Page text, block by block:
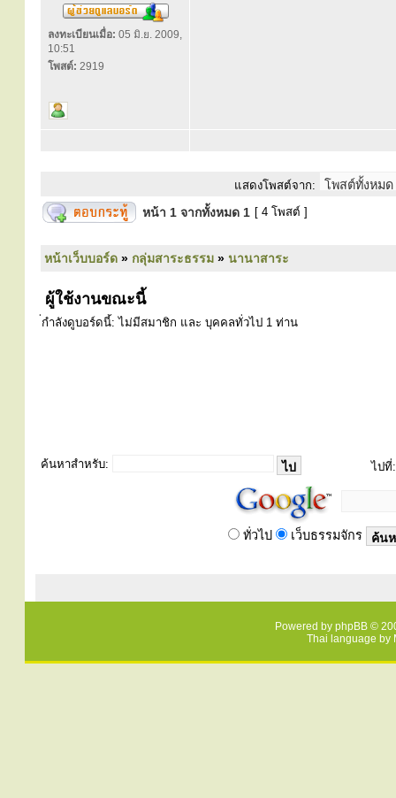
ลงทะเบียนเมื่อ: 05 มิ.ย. 2009,
10:51
โพสต์: 2919
แสดงโพสต์จาก:
หน้า 1 จากทั้งหมด 1 [ 4 โพสต์ ]
หน้าเว็บบอร์ด » กลุ่มสาระธรรม » นานาสาระ
ผู้ใช้งานขณะนี้
่กำลังดูบอร์ดนี้: ไม่มีสมาชิก และ บุคคลทั่วไป 1 ท่าน
ค้นหาสำหรับ: ไปที่:
ทั่วไป เว็บธรรมจักร
Powered by phpBB ©
Thai language by